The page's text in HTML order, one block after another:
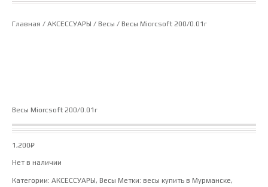
Главная / АКСЕССУАРЫ / Весы / Весы Miorcsoft 200/0.01г
Весы Miorcsoft 200/0.01г
1,200₽
Нет в наличии
Категории: АКСЕССУАРЫ, Весы Метки: весы купить в Мурманске,